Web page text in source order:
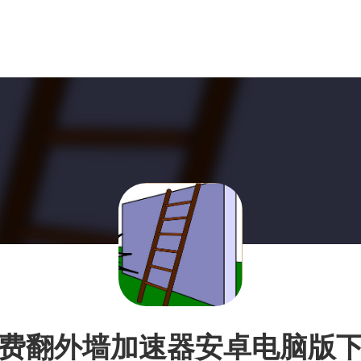
翻外墙加速器安卓电脑版